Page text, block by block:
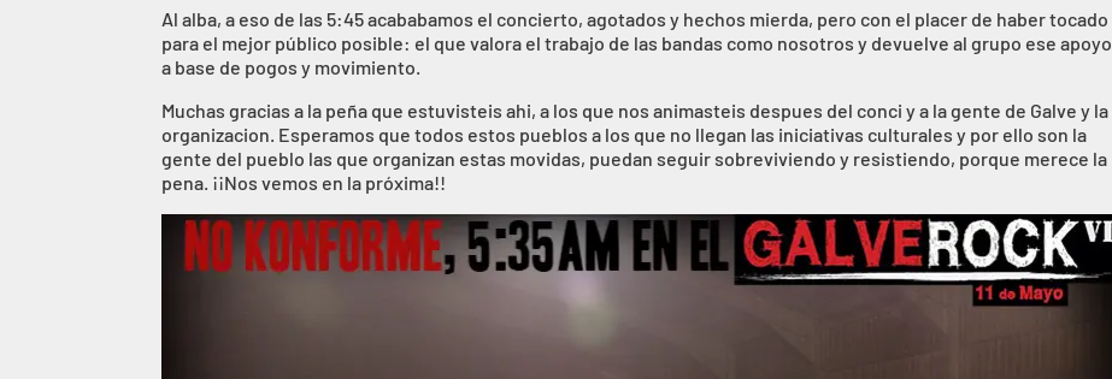
Al alba, a eso de las 5:45 acababamos el concierto, agotados y hechos mierda, pero con el placer de haber tocado
para el mejor público posible: el que valora el trabajo de las bandas como nosotros y devuelve al grupo ese apoyo
a base de pogos y movimiento.
Muchas gracias a la peña que estuvisteis ahi, a los que nos animasteis despues del conci y a la gente de Galve y la
organizacion. Esperamos que todos estos pueblos a los que no llegan las iniciativas culturales y por ello son la
gente del pueblo las que organizan estas movidas, puedan seguir sobreviviendo y resistiendo, porque merece la
pena. ¡¡Nos vemos en la próxima!!